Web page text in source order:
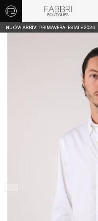
NUOVI ARRIVI PRIMAVERA-ESTATE 2026